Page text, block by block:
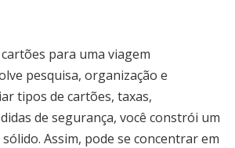
para uma viagem
pesquisa, organização e
tipos de cartões, taxas,
de segurança, você constrói um
Assim, pode se concentrar em